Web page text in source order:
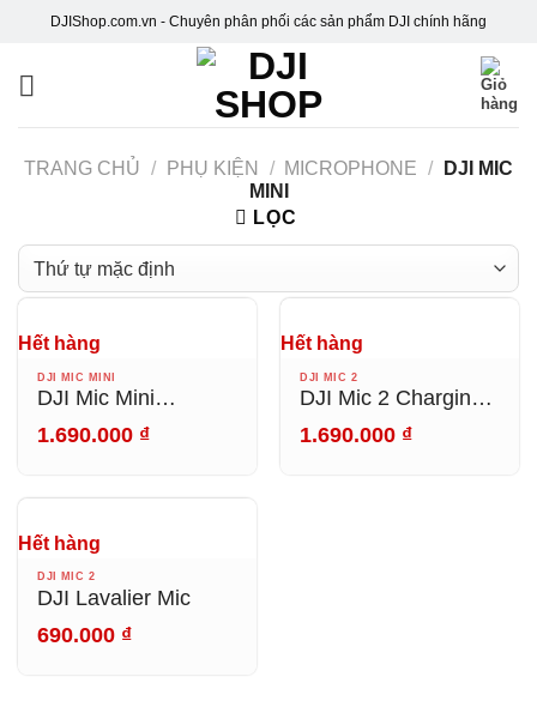
content
DJIShop.com.vn - Chuyên phân phối các sản phẩm DJI chính hãng
TRANG CHỦ / PHỤ KIỆN / MICROPHONE /
DJI MIC
MINI
LỌC
Hết hàng
DJI MIC MINI
DJI Mic Mini
Charging Case
1.690.000 ₫
Hết hàng
DJI MIC 2
DJI Mic 2 Charging
Case
1.690.000 ₫
Hết hàng
DJI MIC 2
DJI Lavalier Mic
690.000 ₫